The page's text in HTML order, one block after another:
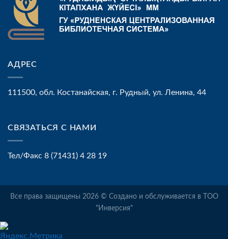
АДРЕС
111500, обл. Костанайская, г. Рудный, ул. Ленина, 44
СВЯЗАТЬСЯ С НАМИ
Тел/Факс 8 (71431) 4 28 19
Все права защищены 2026 © Создано и обслуживается в ТОО
"Инверсия"